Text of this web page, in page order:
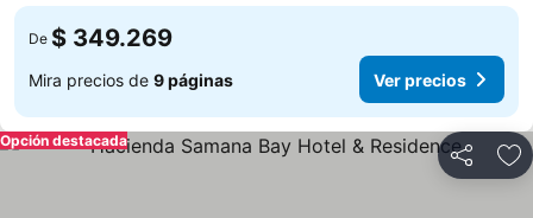
De $ 349.269
Mira precios de 9 páginas Ver precios
Compartir
Opción destacada